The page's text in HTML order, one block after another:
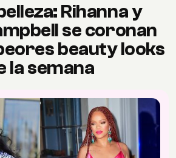
Rihanna y
se coronan
beauty looks
la semana